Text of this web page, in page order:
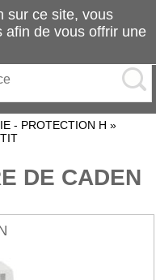
- PROTECTION H »
DE CADEN
sur ce site, vous
afin de vous offrir une